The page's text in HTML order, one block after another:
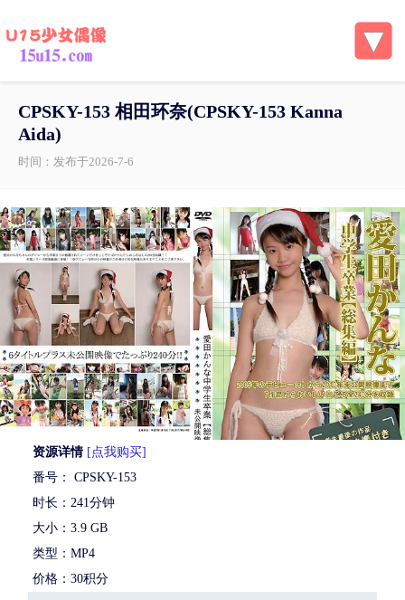
CPSKY-153 相田环奈(CPSKY-153 Kanna
Aida)
时间：发布于2026-7-6
资源详情 [点我购买]
番号： CPSKY-153
时长：241分钟
大小：3.9 GB
类型：MP4
价格：30积分